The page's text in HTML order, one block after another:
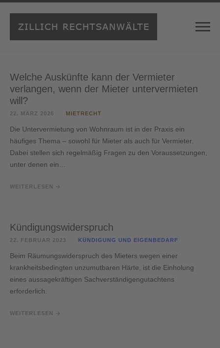
Welche Auskünfte kann der Vermieter
verlangen, wenn der Mieter untervermieten
will?
22. MÄRZ 2026 MIETRECHT
Die Untervermietung von Wohnraum ist in der Praxis ein
häufiges Thema – sowohl für Mieter als auch für Vermieter.
Dabei stellen sich regelmäßig Fragen zu den Voraussetzungen,
unter denen ein…
WEITERLESEN
Kündigungswiderspruch
22. FEBRUAR 2023 KÜNDIGUNG UND EIGENBEDARF
Beim Räumungswiderspruch des Mieters wegen einer
krankheitsbedingten unzumutbaren Härte, ist die Einholung
eines aussagekräftigen Sachverständigengutachtens
erforderlich.
WEITERLESEN